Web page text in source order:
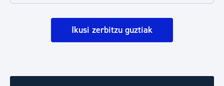
Ikusi zerbitzu guztiak